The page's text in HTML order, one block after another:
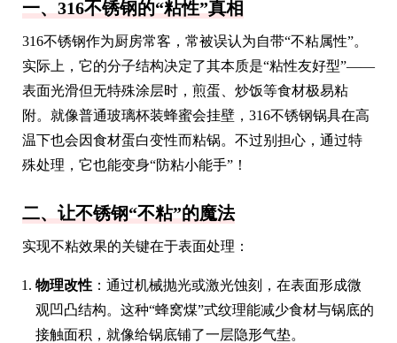
一、316不锈钢的“粘性”真相
316不锈钢作为厨房常客，常被误认为自带“不粘属性”。
实际上，它的分子结构决定了其本质是“粘性友好型”——
表面光滑但无特殊涂层时，煎蛋、炒饭等食材极易粘
附。就像普通玻璃杯装蜂蜜会挂壁，316不锈钢锅具在高
温下也会因食材蛋白变性而粘锅。不过别担心，通过特
殊处理，它也能变身“防粘小能手”！
二、让不锈钢“不粘”的魔法
实现不粘效果的关键在于表面处理：
物理改性 ：通过机械抛光或激光蚀刻，在表面形成微
观凹凸结构。这种“蜂窝煤”式纹理能减少食材与锅底的
接触面积，就像给锅底铺了一层隐形气垫。